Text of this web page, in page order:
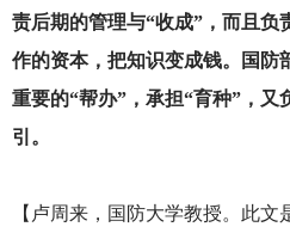
责后期的管理与“收成”，而且负
作的资本，把知识变成钱。国防
重要的“帮办”，承担“育种”，又
引。
【卢周来，国防大学教授。此文